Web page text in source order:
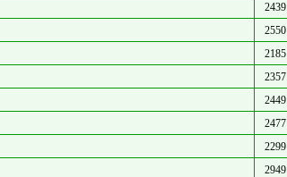
2439
2550
2185
2357
2449
2477
2299
2949